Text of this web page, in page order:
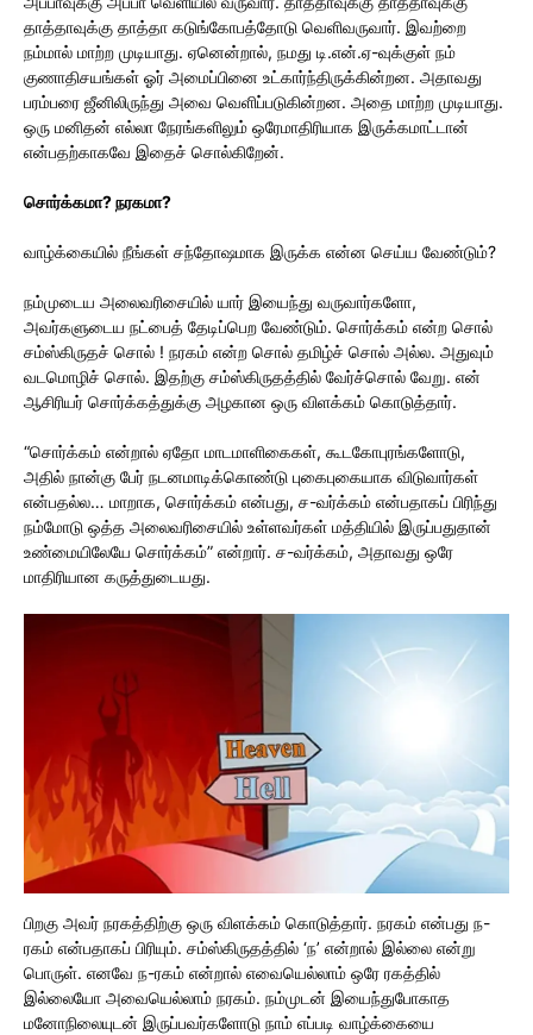
தாத்தாவுக்கு தாத்தா கடுங்கோபத்தோடு வெளிவருவார். இவற்றை
நம்மால் மாற்ற முடியாது. ஏனென்றால், நமது டி.என்.ஏ-வுக்குள் நம்
குணாதிசயங்கள் ஓர் அமைப்பினை உட்கார்ந்திருக்கின்றன. அதாவது
பரம்பரை ஜீனிலிருந்து அவை வெளிப்படுகின்றன. அதை மாற்ற முடியாது.
ஒரு மனிதன் எல்லா நேரங்களிலும் ஒரேமாதிரியாக இருக்கமாட்டான்
என்பதற்காகவே இதைச் சொல்கிறேன்.
சொர்க்கமா? நரகமா?
வாழ்க்கையில் நீங்கள் சந்தோஷமாக இருக்க என்ன செய்ய வேண்டும்?
நம்முடைய அலைவரிசையில் யார் இயைந்து வருவார்களோ,
அவர்களுடைய நட்பைத் தேடிப்பெற வேண்டும். சொர்க்கம் என்ற சொல்
சம்ஸ்கிருதச் சொல் ! நரகம் என்ற சொல் தமிழ்ச் சொல் அல்ல. அதுவும்
வடமொழிச் சொல். இதற்கு சம்ஸ்கிருதத்தில் வேர்ச்சொல் வேறு. என்
ஆசிரியர் சொர்க்கத்துக்கு அழகான ஒரு விளக்கம் கொடுத்தார்.
“சொர்க்கம் என்றால் ஏதோ மாடமாளிகைகள், கூடகோபுரங்களோடு,
அதில் நான்கு பேர் நடனமாடிக்கொண்டு புகைபுகையாக விடுவார்கள்
என்பதல்ல… மாறாக, சொர்க்கம் என்பது, ச-வர்க்கம் என்பதாகப் பிரிந்து
நம்மோடு ஒத்த அலைவரிசையில் உள்ளவர்கள் மத்தியில் இருப்பதுதான்
உண்மையிலேயே சொர்க்கம்” என்றார். ச-வர்க்கம், அதாவது ஒரே
மாதிரியான கருத்துடையது.
பிறகு அவர் நரகத்திற்கு ஒரு விளக்கம் கொடுத்தார். நரகம் என்பது ந-
ரகம் என்பதாகப் பிரியும். சம்ஸ்கிருதத்தில் ‘ந’ என்றால் இல்லை என்று
பொருள். எனவே ந-ரகம் என்றால் எவையெல்லாம் ஒரே ரகத்தில்
இல்லையோ அவையெல்லாம் நரகம். நம்முடன் இயைந்துபோகாத
மனோநிலையுடன் இருப்பவர்களோடு நாம் எப்படி வாழ்க்கையை